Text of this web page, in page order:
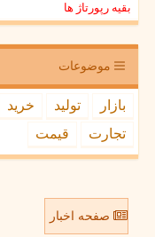
بقیه رپورتاژ ها
موضوعات
بازار تولید خرید
تجارت
قیمت
صفحه اخبار